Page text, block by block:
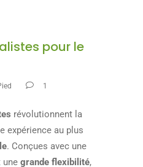
pour le
1
révolutionnent la
expérience au plus
. Conçues avec une
unegrande flexibilité,